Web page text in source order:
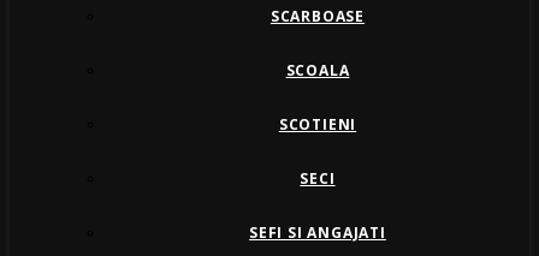
SCARBOASE
SCOALA
SCOTIENI
SECI
SEFI SI ANGAJATI